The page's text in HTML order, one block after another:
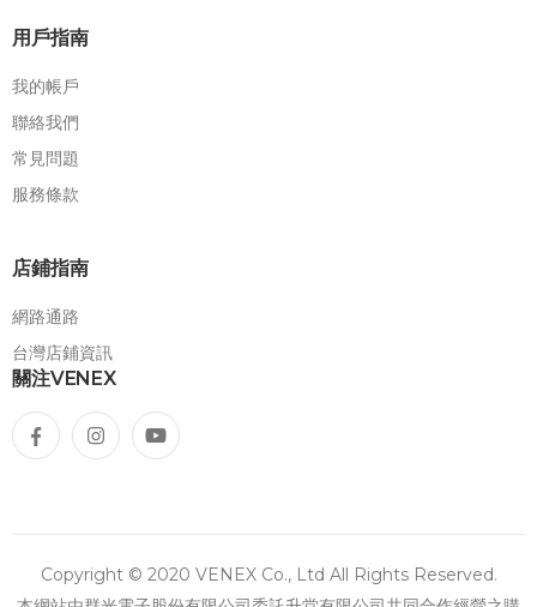
用戶指南
我的帳戶
聯絡我們
常見問題
服務條款
店鋪指南
網路通路
台灣店鋪資訊
關注VENEX
Copyright © 2020 VENEX Co., Ltd All Rights Reserved.